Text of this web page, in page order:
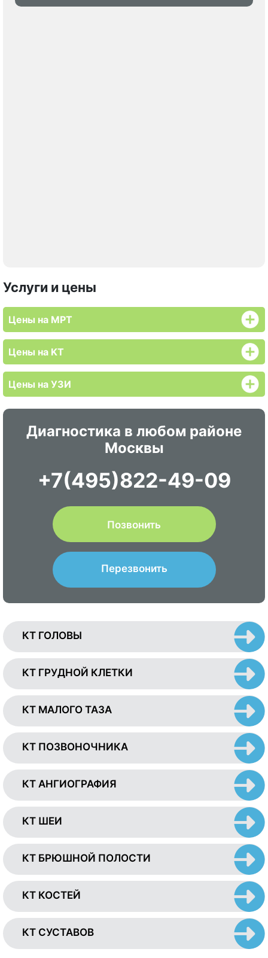
Услуги и цены
Цены на МРТ
Цены на KT
Цены на УЗИ
Диагностика в любом районе
Москвы
+7(495)822-49-09
Позвонить
Перезвонить
КТ ГОЛОВЫ
КТ ГРУДНОЙ КЛЕТКИ
КТ МАЛОГО ТАЗА
КТ ПОЗВОНОЧНИКА
КТ АНГИОГРАФИЯ
КТ ШЕИ
КТ БРЮШНОЙ ПОЛОСТИ
КТ КОСТЕЙ
КТ СУСТАВОВ